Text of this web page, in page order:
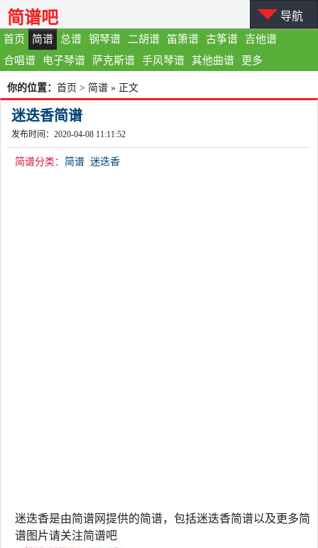
首页 简谱 总谱 钢琴谱 二胡谱 笛箫谱 古筝谱
吉他谱
合唱谱
电子琴谱 萨克斯谱 手风琴谱 其他曲谱 更多
简谱吧 导航
你的位置： 首页 > 简谱 » 正文
迷迭香简谱
发布时间：2020-04-08 11:11:52
简谱分类： 简谱 迷迭香
迷迭香是由简谱网提供的简谱，包括迷迭香简谱以及更多简
谱图片请关注简谱吧